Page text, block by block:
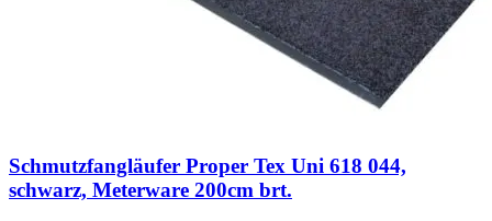
Schmutzfangläufer Proper Tex Uni 618 044,
schwarz, Meterware 200cm brt.